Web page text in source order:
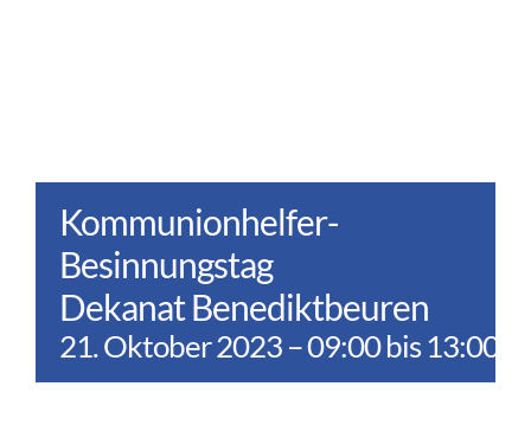
Kommunionhelfer-
Besinnungstag
Dekanat Benediktbeuren
21. Oktober 2023 – 09:00bis13:00